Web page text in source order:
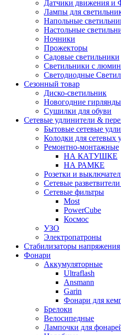
Датчики движения и
Лампы для
Напольные
Настольные
Ночники
Прожекторы
Садовые светильники
Светильники с
Светодиодные
Сезонный товар
Диско-светильник
Новогодние гирлянды
Сушилки для обуви
Сетевые удлинители &
Бытовые сетевые
Колодки для сетевых
Ремонтно-монтажные
НА КАТУШКЕ
НА РАМКЕ
Розетки и
Сетевые
Сетевые фильтры
Most
PowerCube
Космос
УЗО
Электропатроны
Стабилизаторы напряжения
Фонари
Аккумуляторные
Ultraflash
Ansmann
Garin
Фонари для
Брелоки
Велосипедные
Лампочки для